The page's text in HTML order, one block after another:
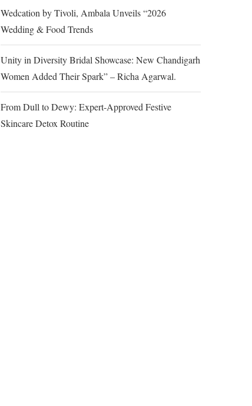
Wedcation by Tivoli, Ambala Unveils “2026
Wedding & Food Trends
Unity in Diversity Bridal Showcase: New Chandigarh
Women Added Their Spark” – Richa Agarwal.
From Dull to Dewy: Expert-Approved Festive
Skincare Detox Routine